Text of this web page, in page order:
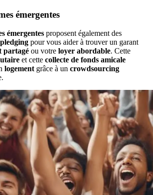
émergentes
émergentes proposent également des
pour vous aider à trouver un garant
partagé ou votre loyer abordable. Cette
et cette collecte de fonds amicale
logement grâce à un crowdsourcing